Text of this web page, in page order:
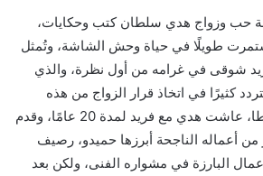
حب وزواج هدي سلطان كتب وحكايات،
طويلًا في حياة وحش الشاشة، وتُمثل
شوقى في غرامه من أول نظرة، والذي
كثيرًا في اتخاذ قرار الزواج من هذه
الجميلة الوافدة من طنطا، عاشت هدي مع فريد لمدة 20 عامًا، وقدم
أعماله الناجحة أبرزها حميدو، رصيف
الأعمال البارزة في مشواره الفنى، ولكن بعد